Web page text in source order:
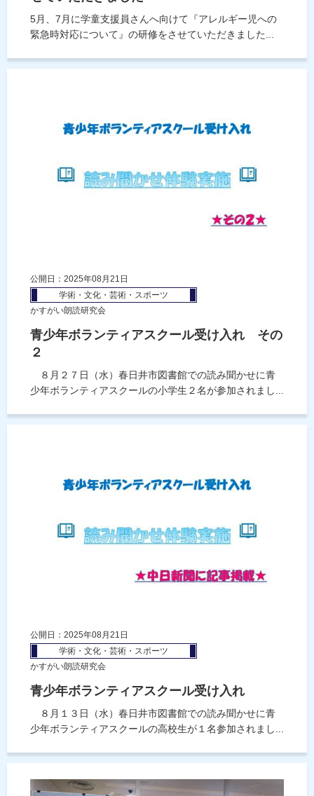
5月、7月に学童支援員さんへ向けて『アレルギー児への
緊急時対応について』の研修をさせていただきました...
公開日：2025年08月21日
学術・文化・芸術・スポーツ
かすがい朗読研究会
青少年ボランティアスクール受け入れ その
２
８月２７日（水）春日井市図書館での読み聞かせに青
少年ボランティアスクールの小学生２名が参加されまし...
公開日：2025年08月21日
学術・文化・芸術・スポーツ
かすがい朗読研究会
青少年ボランティアスクール受け入れ
８月１３日（水）春日井市図書館での読み聞かせに青
少年ボランティアスクールの高校生が１名参加されまし...